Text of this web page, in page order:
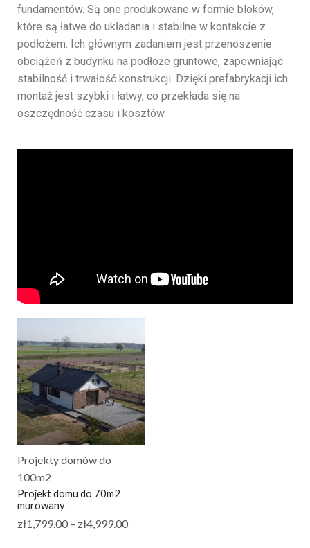
fundamentów. Są one produkowane w formie bloków,
które są łatwe do układania i stabilne w kontakcie z
podłożem. Ich głównym zadaniem jest przenoszenie
obciążeń z budynku na podłoże gruntowe, zapewniając
stabilność i trwałość konstrukcji. Dzięki prefabrykacji ich
montaż jest szybki i łatwy, co przekłada się na
oszczędność czasu i kosztów.
Projekty domów do
100m2
Projekt domu do 70m2
murowany
zł1,799.00 – zł4,999.00